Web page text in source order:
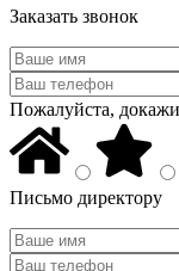
Заказать звонок
Пожалуйста,
Письмо директору